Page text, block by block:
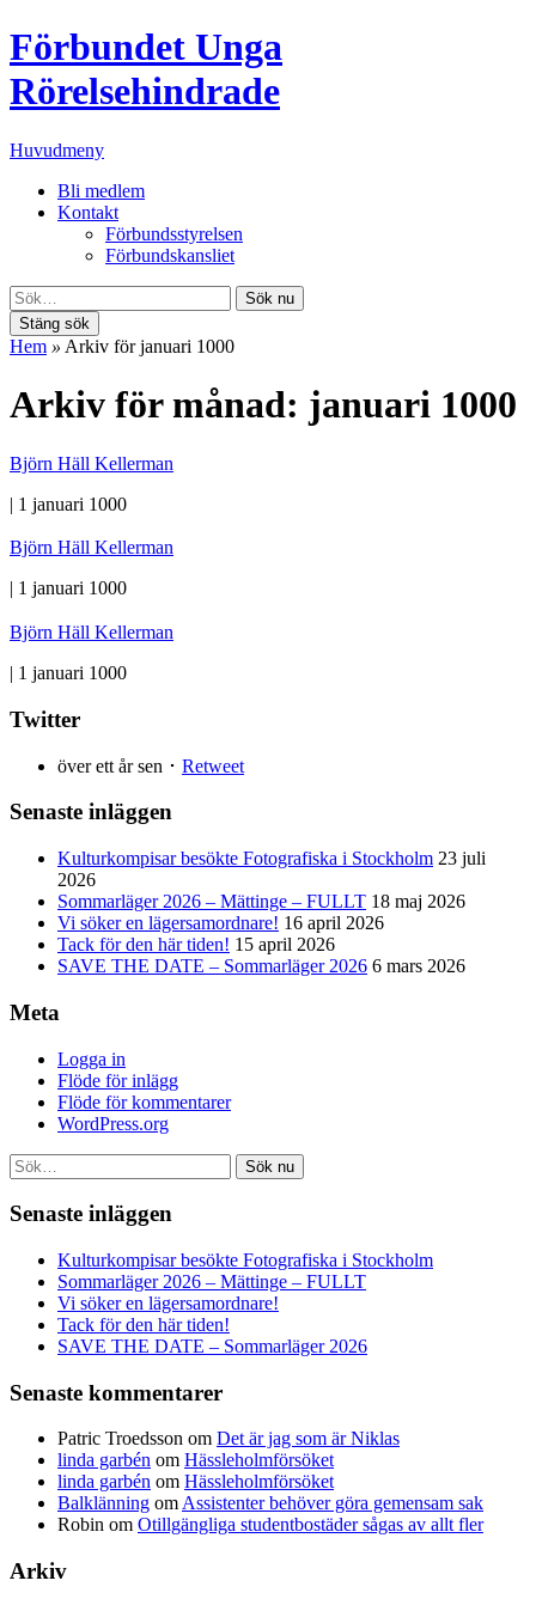
Förbundet Unga
Rörelsehindrade
Huvudmeny
Bli medlem
Kontakt
Förbundsstyrelsen
Förbundskansliet
Sök nu
Stäng sök
Hem » Arkiv för januari 1000
Arkiv för månad: januari 1000
Björn Häll Kellerman
| 1 januari 1000
Björn Häll Kellerman
1 januari 1000
Björn Häll Kellerman
| 1 januari 1000
Twitter
över ett år sen ･ Retweet
Senaste inläggen
Kulturkompisar besökte Fotografiska i Stockholm 23 juli
2026
Sommarläger 2026 – Mättinge – FULLT 18 maj 2026
Vi söker en lägersamordnare! 16 april 2026
Tack för den här tiden! 15 april 2026
SAVE THE DATE – Sommarläger 2026 6 mars 2026
Meta
Logga in
Flöde för inlägg
Flöde för kommentarer
WordPress.org
Sök nu
Senaste inläggen
Kulturkompisar besökte Fotografiska i Stockholm
Sommarläger 2026 – Mättinge – FULLT
Vi söker en lägersamordnare!
Tack för den här tiden!
SAVE THE DATE – Sommarläger 2026
Senaste kommentarer
Patric Troedsson om Det är jag som är Niklas
linda garbén om Hässleholmförsöket
linda garbén om Hässleholmförsöket
Balklänning om Assistenter behöver göra gemensam sak
Robin om Otillgängliga studentbostäder sågas av allt fler
Arkiv